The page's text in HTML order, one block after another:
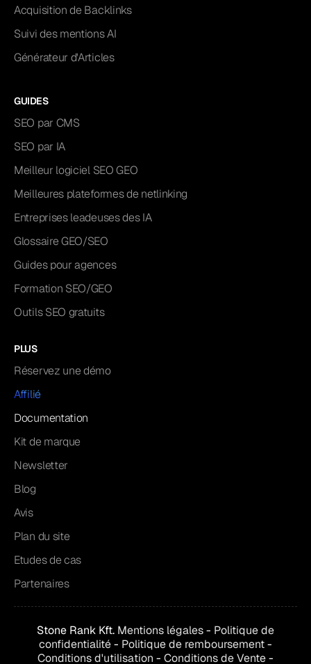
Acquisition de Backlinks
Suivi des mentions AI
Générateur d'Articles
GUIDES
SEO par CMS
SEO par IA
Meilleur logiciel SEO GEO
Meilleures plateformes de netlinking
Entreprises leadeuses des IA
Glossaire GEO/SEO
Guides pour agences
Formation SEO/GEO
Outils SEO gratuits
PLUS
Réservez une démo
Affilié
Documentation
Kit de marque
Newsletter
Blog
Avis
Plan du site
Etudes de cas
Partenaires
Stone Rank Kft. Mentions légales- Politique de
confidentialité- Politique de remboursement-
Conditions d'utilisation - Conditions deVente-